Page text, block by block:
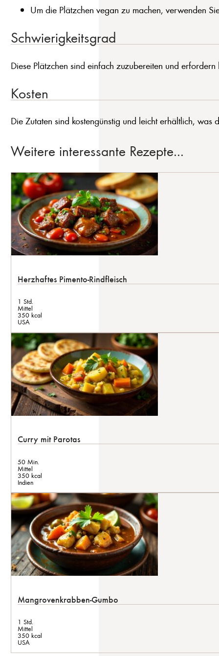
Um die Plätzchen vegan zu machen, verwenden
Schwierigkeitsgrad
Diese Plätzchen sind einfach zuzubereiten und
Kosten
Die Zutaten sind kostengünstig und leicht erhältlich,
Weitere interessante Rezepte...
Herzhaftes Pimento-Rindfleisch
1 Std.
Mittel
350 kcal
USA
Curry mit Parotas
50 Min.
Mittel
350 kcal
Indien
Mangrovenkrabben-Gumbo
1 Std.
Mittel
350 kcal
USA